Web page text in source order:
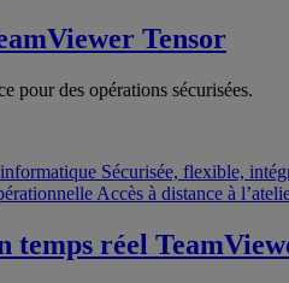
Tensor
pour des opérations sécurisées.
Sécurisée, flexible,
Accès à distance à
temps réel